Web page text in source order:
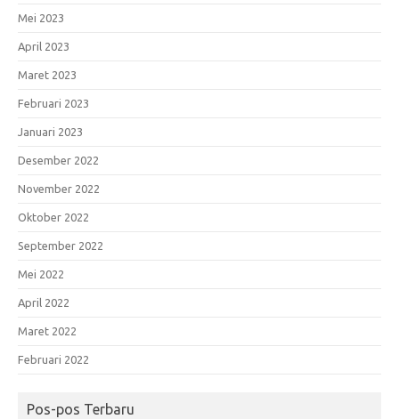
Mei 2023
April 2023
Maret 2023
Februari 2023
Januari 2023
Desember 2022
November 2022
Oktober 2022
September 2022
Mei 2022
April 2022
Maret 2022
Februari 2022
Pos-pos Terbaru